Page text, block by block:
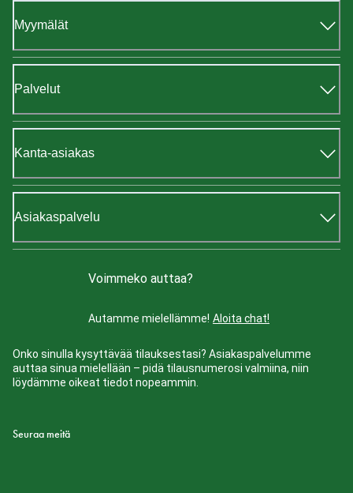
Myymälät
Palvelut
Kanta-asiakas
Asiakaspalvelu
Voimmeko auttaa?
Autamme mielellämme! Aloita chat!
Onko sinulla kysyttävää tilauksestasi? Asiakaspalvelumme
auttaa sinua mielellään – pidä tilausnumerosi valmiina, niin
löydämme oikeat tiedot nopeammin.
Seuraa meitä